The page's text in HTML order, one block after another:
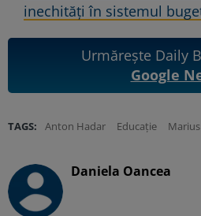
inechităţi în sistemul
Urmărește Daily
Google
TAGS: Anton Hadar Educație
Daniela Oancea